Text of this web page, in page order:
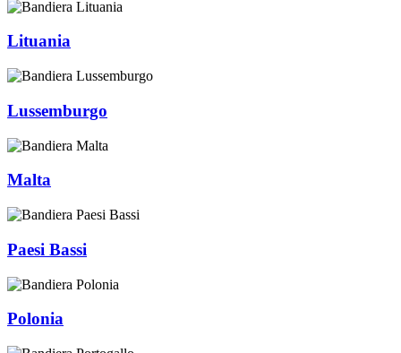
Lituania
Lussemburgo
Malta
Paesi Bassi
Polonia